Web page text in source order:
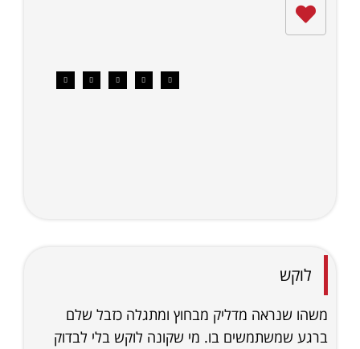
לוקש
משהו שנראה מדליק מבחוץ ומתגלה כזבל שלם
ברגע שמשתמשים בו. מי שקונה לוקש בלי לבדוק